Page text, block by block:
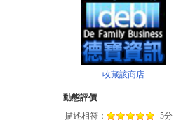
收藏該商店
動態評價
描述相符：
5分